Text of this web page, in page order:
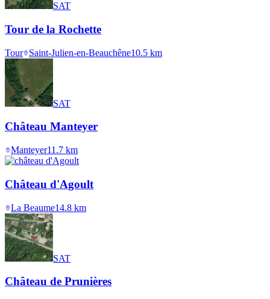
SAT
Tour de la Rochette
Tour Saint-Julien-en-Beauchêne10.5 km
SAT
Château Manteyer
Manteyer11.7 km
Château d'Agoult
La Beaume14.8 km
SAT
Château de Prunières